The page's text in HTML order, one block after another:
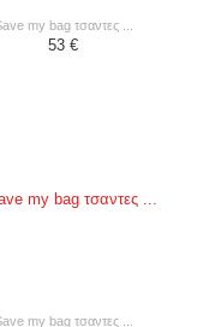
save my bag τσαντες ...
53 €
save my bag τσαντες ...